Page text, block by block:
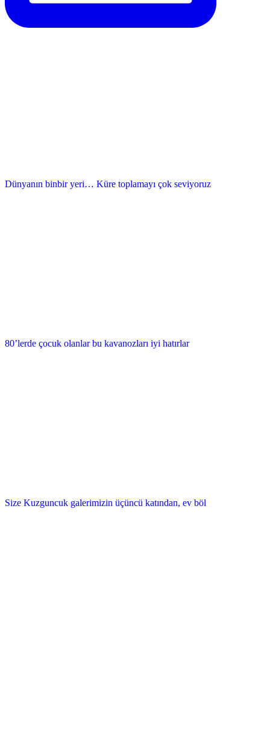
Dünyanın binbir yeri… Küre toplamayı çok seviyoruz
80’lerde çocuk olanlar bu kavanozları iyi hatırlar
Size Kuzguncuk galerimizin üçüncü katından, ev böl